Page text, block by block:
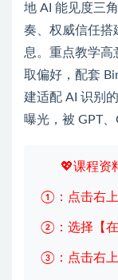
地 AI 能见度三
奏、权威信任搭
息。重点教学高
取偏好，配套
建适配 AI 识别
曝光，被 GPT、
💖课程资
①：点击右上
②：选择【在
③：点击